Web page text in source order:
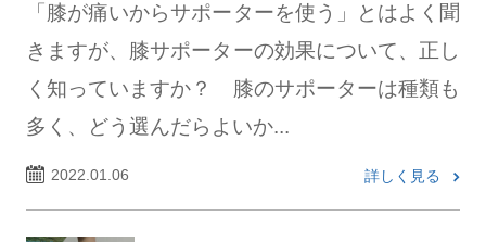
「膝が痛いからサポーターを使う」とはよく聞
きますが、膝サポーターの効果について、正し
く知っていますか？ 膝のサポーターは種類も
多く、どう選んだらよいか...
2022.01.06 詳しく見る